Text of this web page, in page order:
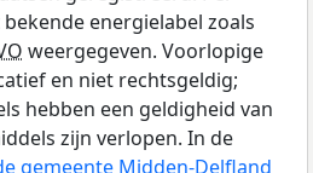
energielabel zoals
weergegeven. Voorlopige
en niet rechtsgeldig;
hebben een geldigheid van
zijn verlopen. In de
gemeente Midden-Delfland